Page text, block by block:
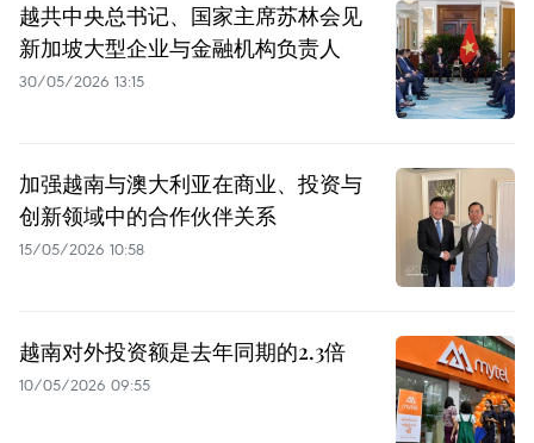
越共中央总书记、国家主席苏林会见
新加坡大型企业与金融机构负责人
30/05/2026 13:15
加强越南与澳大利亚在商业、投资与
创新领域中的合作伙伴关系
15/05/2026 10:58
越南对外投资额是去年同期的2.3倍
10/05/2026 09:55